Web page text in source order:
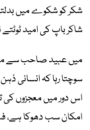
شکر کو شکوے میں
شاکر باپ کی امید ٹوٹتے
میں عبید صاحب سے
سوچتا رہا کہ انسانی
اس دور میں معجزوں کی
امکان سب دھوکا ہے،